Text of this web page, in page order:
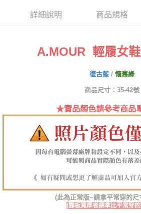
【「AFTEE先享後付」結帳流程】
１．於結帳方式選擇「AFTEE先享後付」後，將
３．收到繳費通知簡訊後14天內，點擊此簡訊中
ATM／網路銀行／等多元方式進行付款，方視為
購買商品的店家。未經商家同意取消之訂單仍視
※ 交易是否成功請以「AFTEE先享後付 」之結
https://
【注意事項】
１．透過由恩沛科技股份有限公司提供之「
權轉讓予恩沛科技股份有限公司。
２．關於個人資料處理事宜，請瀏覽以下網址：
https://aftee.tw/terms/#terms3
３．未成年的使用者請事先徵得法定代理人或監
「AFTEE先享後付」，若未經同意申辦者引起
４．使用「AFTEE先享後付」時，將依據個別帳
每筆NT$60，滿NT$1,380(含以上)免運費
每筆NT$60，滿NT$1,380(含以上)免運費
每筆NT$60，滿NT$1,380(含以上)免運費
每筆NT$100，滿NT$1,380(含以上)免運費
郵局(離島專用)
海外宅配（貨到付運費）
詳細說明 商品規格
A.MOUR 輕履女
復古藍 / 懷舊綠
商品尺寸：35-42號
★實品顏色請參考商品
(此為正常版~請拿平常穿的尺
(腳板寬厚者請拿比平常穿